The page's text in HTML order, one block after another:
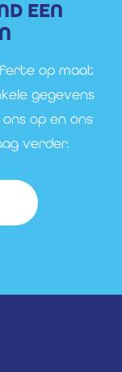
EEN
op maat
gegevens
op en ons
verder.